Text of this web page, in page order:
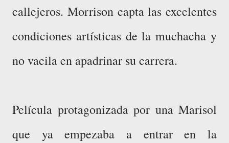
callejeros. Morrison capta las excelentes
condiciones artísticas de la muchacha y
no vacila en apadrinar su carrera.
Película protagonizada por una Marisol
que ya empezaba a entrar en la